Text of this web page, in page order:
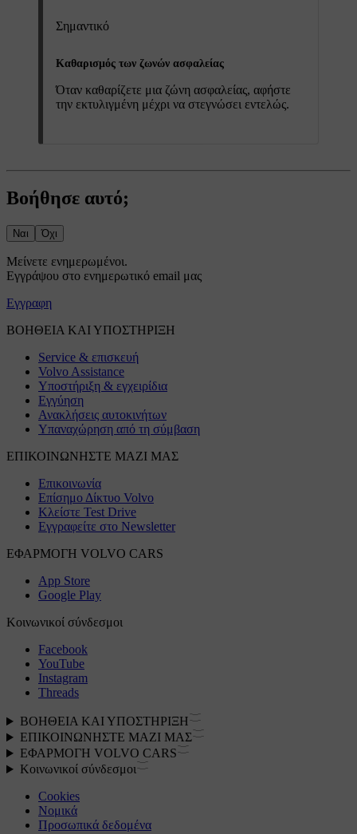
Σημαντικό
Καθαρισμός των ζωνών ασφαλείας
Όταν καθαρίζετε μια ζώνη ασφαλείας, αφήστε
την εκτυλιγμένη μέχρι να στεγνώσει εντελώς.
Βοήθησε αυτό;
Ναι Όχι